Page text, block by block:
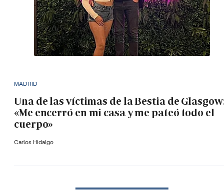
MADRID
Una de las víctimas de la Bestia de
«Me encerró en mi casa y me pateó todo el
cuerpo»
Carlos Hidalgo